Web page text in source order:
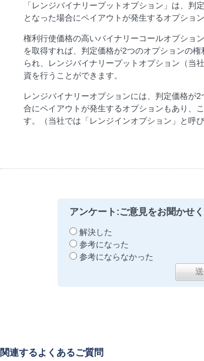
「レンジバイナリープットオプション」は、
となった場合にペイアウトが発生するオプション
権利行使価格の高いバイナリーコールオプショ
を取得すれば、判定価格が2つのオプションの
られ、レンジバイナリープットオプション（当
資を行うことができます。
レンジバイナリーオプションには、判定価格が
合にペイアウトが発生するオプションもあり、
す。（当社では「レンジインオプション」と呼び
アンケート:ご意見をお聞かせ
解決した
参考になった
参考にならなかった
関連するよくあるご質問